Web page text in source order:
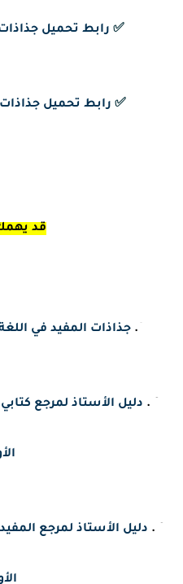
✅ رابط تحميل
✅ رابط تحميل
قد
جذاذات المفيد في
دليل الأستاذ لمرجع